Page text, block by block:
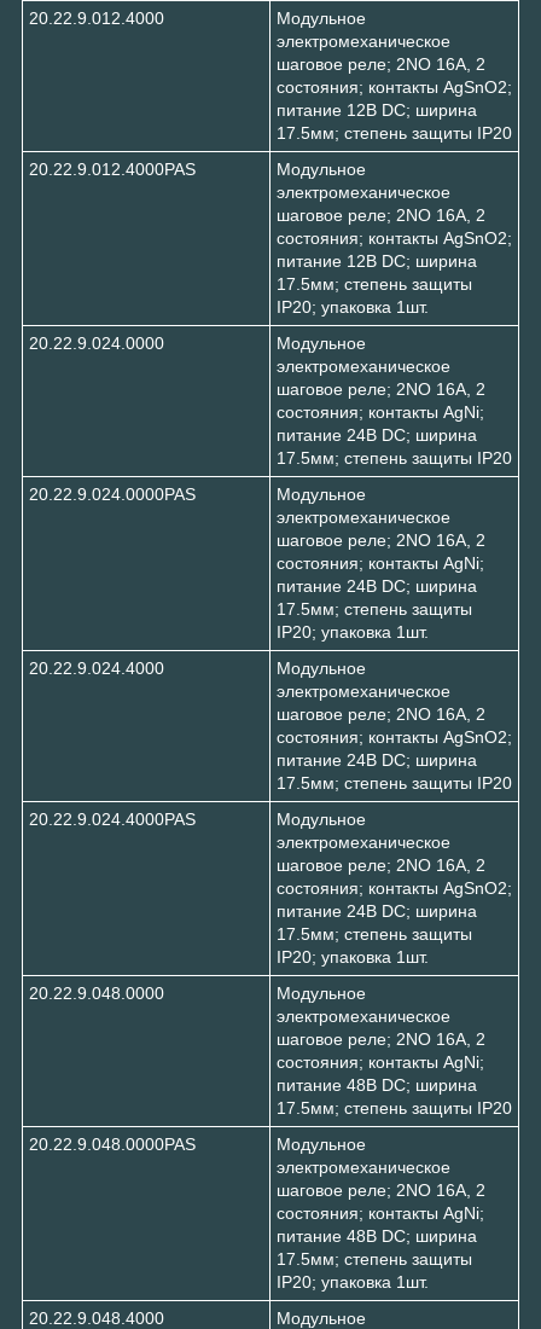
20.22.9.012.4000
Модульное
электромеханическое
шаговое реле; 2NO 16А, 2
состояния; контакты AgSnO2;
питание 12В DC; ширина
17.5мм; степень защиты IP20
20.22.9.012.4000PAS
Модульное
электромеханическое
шаговое реле; 2NO 16А, 2
состояния; контакты AgSnO2;
питание 12В DC; ширина
17.5мм; степень защиты
IP20; упаковка 1шт.
20.22.9.024.0000
Модульное
электромеханическое
шаговое реле; 2NO 16А, 2
состояния; контакты AgNi;
питание 24В DC; ширина
17.5мм; степень защиты IP20
20.22.9.024.0000PAS
Модульное
электромеханическое
шаговое реле; 2NO 16А, 2
состояния; контакты AgNi;
питание 24В DC; ширина
17.5мм; степень защиты
IP20; упаковка 1шт.
20.22.9.024.4000
Модульное
электромеханическое
шаговое реле; 2NO 16А, 2
состояния; контакты AgSnO2;
питание 24В DC; ширина
17.5мм; степень защиты IP20
20.22.9.024.4000PAS
Модульное
электромеханическое
шаговое реле; 2NO 16А, 2
состояния; контакты AgSnO2;
питание 24В DC; ширина
17.5мм; степень защиты
IP20; упаковка 1шт.
20.22.9.048.0000
Модульное
электромеханическое
шаговое реле; 2NO 16А, 2
состояния; контакты AgNi;
питание 48В DC; ширина
17.5мм; степень защиты IP20
20.22.9.048.0000PAS
Модульное
электромеханическое
шаговое реле; 2NO 16А, 2
состояния; контакты AgNi;
питание 48В DC; ширина
17.5мм; степень защиты
IP20; упаковка 1шт.
20.22.9.048.4000
Модульное